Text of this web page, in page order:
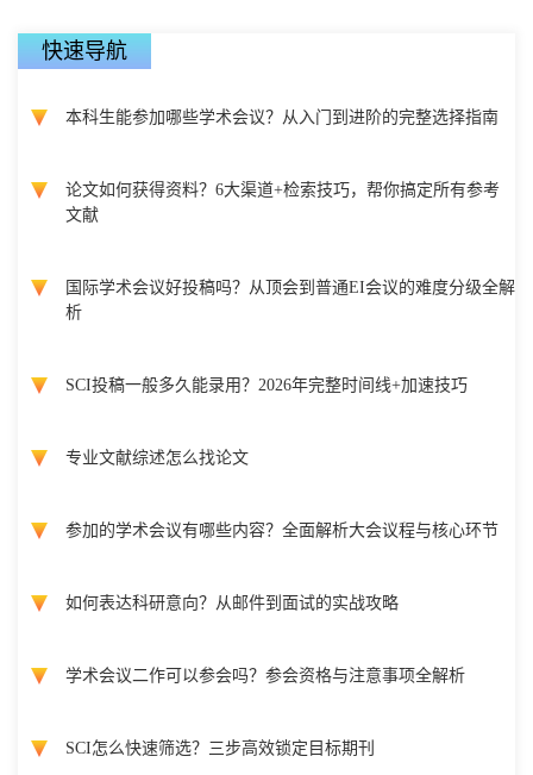
快速导航
本科生能参加哪些学术会议？从入门到进阶的完整选择指南
论文如何获得资料？6大渠道+检索技巧，帮你搞定所有参考
文献
国际学术会议好投稿吗？从顶会到普通EI会议的难度分级全解
析
SCI投稿一般多久能录用？2026年完整时间线+加速技巧
专业文献综述怎么找论文
参加的学术会议有哪些内容？全面解析大会议程与核心环节
如何表达科研意向？从邮件到面试的实战攻略
学术会议二作可以参会吗？参会资格与注意事项全解析
SCI怎么快速筛选？三步高效锁定目标期刊